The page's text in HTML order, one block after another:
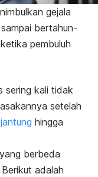
gejala
bertahun-
pembuluh
sering kali tidak
setelah
hingga
berbeda
adalah